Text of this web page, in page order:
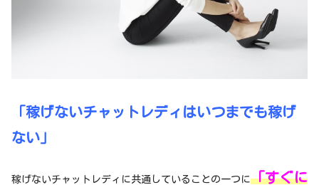
「稼げないチャットレディはいつまでも稼げ
ない」
稼げないチャットレディに共通していることの一つに「すぐに